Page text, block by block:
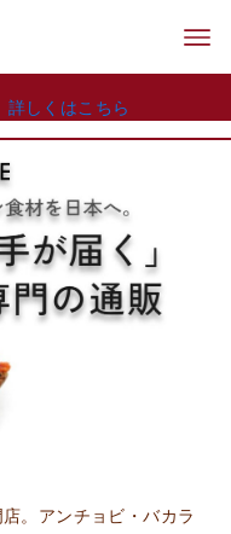
詳しくはこちら
。アンチョビ・バカラ